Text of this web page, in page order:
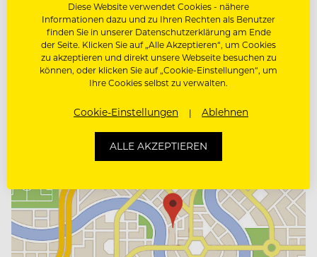
Casual Hotel
Landhotel Schönberghof
HR Manager
Frau Renate Scherr
8724 Spielberg, Österreich
Diese Website verwendet Cookies - nähere
Informationen dazu und zu Ihren Rechten als Benutzer
finden Sie in unserer Datenschutzerklärung am Ende
der Seite. Klicken Sie auf „Alle Akzeptieren“, um Cookies
zu akzeptieren und direkt unsere Webseite besuchen zu
können, oder klicken Sie auf „Cookie-Einstellungen“, um
Ihre Cookies selbst zu verwalten.
Cookie-Einstellungen Ablehnen
ALLE AKZEPTIEREN